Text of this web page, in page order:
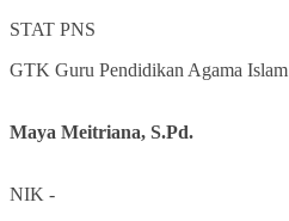
STAT PNS
GTK Guru Pendidikan Agama Islam
Maya Meitriana, S.Pd.
NIK -